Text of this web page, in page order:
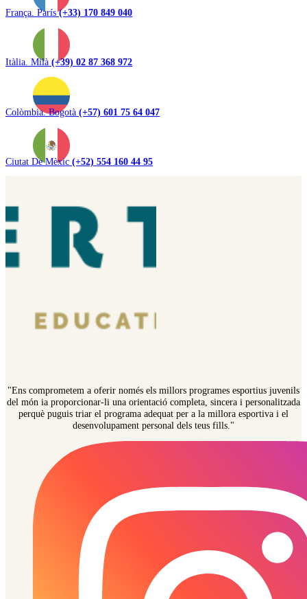
França. París(+33) 170 849 040
Itàlia. Milà (+39) 02 87 368 972
Colòmbia. Bogotà (+57) 601 75 64 047
Ciutat De Mèxic (+52) 554 160 44 95
"Ens comprometem a oferir només els millors programes esportius juvenils
del món ia proporcionar-li una orientació completa, sincera i personalitzada
perquè puguis triar el programa adequat per a la millora esportiva i el
desenvolupament personal dels teus fills."